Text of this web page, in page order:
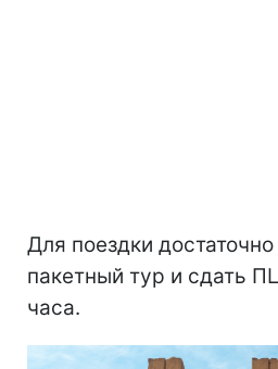
Для поездки достаточно
пакетный тур и сдать
часа.